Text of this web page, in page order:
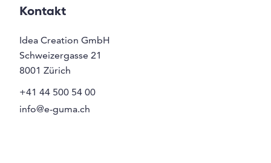
Kontakt
Idea Creation GmbH
Schweizergasse 21
8001 Zürich
+41 44 500 54 00
info@e-guma.ch